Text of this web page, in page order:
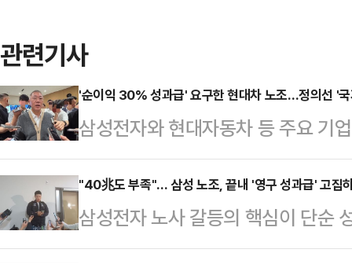
관련기사
'순이익 30% 성과급' 요구한 현대차 노조…정의선 '
삼성전자와 현대자동차 등 주요 기
갈등이 확산하는 가운데 정의선 현
사와 주주, 국가 발전을 함께 고려
날 열리는 현대차그룹 양재사옥 로
홀'에 앞서 현대차그룹 양재사옥에
"40兆도 부족"… 삼성 노조, 끝내 '영구 성과급' 고집
삼성전자 노사 갈등의 핵심이 단순
조'로 옮겨가고 있다. 중앙노동위